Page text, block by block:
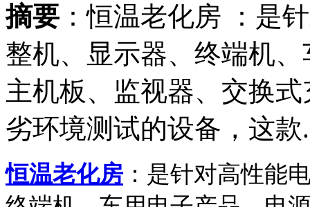
摘要 ：恒温老化房 ：是
整机、显示器、终端机
主机板、监视器、交换
劣环境测试的设备，这款
恒温老化房 ：是针对高性能